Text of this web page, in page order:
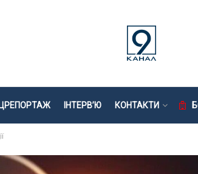
ІНТЕРВ’Ю КОНТАКТИ